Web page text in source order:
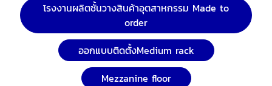
โรงงานผลิตชั้นวางสินค้าอุตสาหกรรม Made to
order
ออกแบบติดตั้งMedium rack
Mezzanine floor